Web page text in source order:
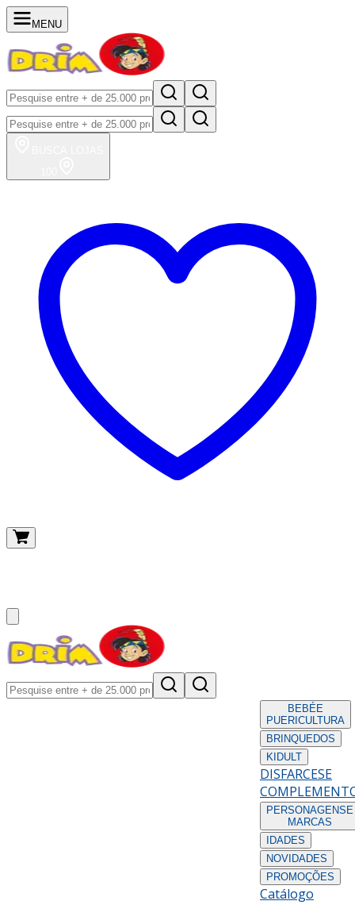
MENU
BEBÉE
PUERICULTURA
BRINQUEDOS
KIDULT
DISFARCESE
PERSONAGENS E
MARCAS
IDADES
NOVIDADES
PROMOÇÕES
Catálogo